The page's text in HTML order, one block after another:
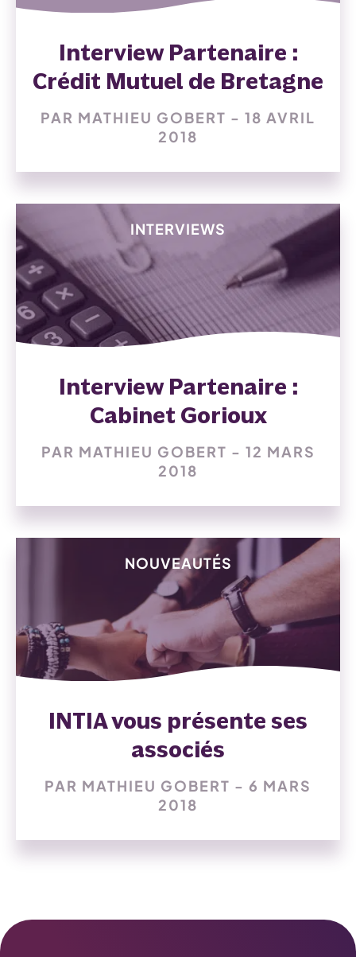
Interview Partenaire :
Crédit Mutuel de Bretagne
PAR MATHIEU GOBERT - 18 AVRIL
2018
INTERVIEWS
Interview Partenaire :
Cabinet Gorioux
PAR MATHIEU GOBERT - 12 MARS
2018
NOUVEAUTÉS
INTIA vous présente ses
associés
PAR MATHIEU GOBERT - 6 MARS
2018